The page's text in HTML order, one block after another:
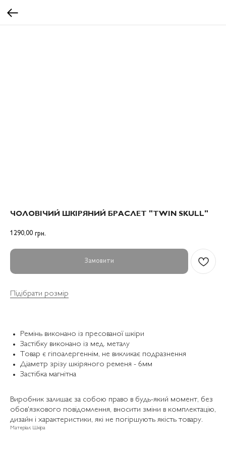
ЧОЛОВІЧИЙ ШКІРЯНИЙ БРАСЛЕТ "TWIN SKULL"
1290,00 грн.
Замовити
Підібрати розмір
Ремінь виконано із пресованої шкіри
Застібку виконано із мед. металу
Товар є гіпоалергеннім, не викликає подразнення
Діаметр зрізу шкіряного ременя - 6мм
Застібка магнітна
Виробник залишає за собою право в будь-який момент, без
обов'язкового повідомлення, вносити зміни в комплектацію,
дизайн і характеристики, які не погіршують якість товару.
Матеріал: Шкіра